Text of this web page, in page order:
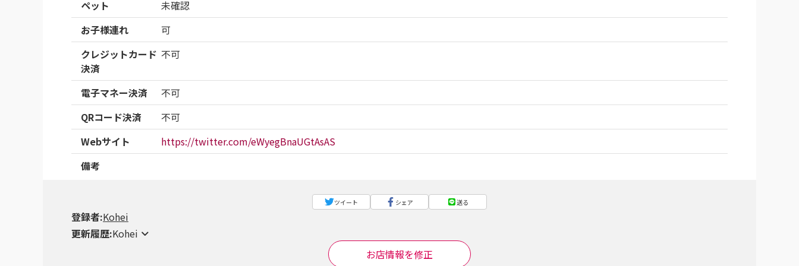
ペット
未確認
お子様連れ
可
クレジットカード
決済
不可
電子マネー決済
不可
QRコード決済
不可
Webサイト
https://twitter.com/eWyegBnaUGtAsAS
備考
ツイート シェア 送る
登録者:Kohei
更新履歴:Kohei
お店情報を修正